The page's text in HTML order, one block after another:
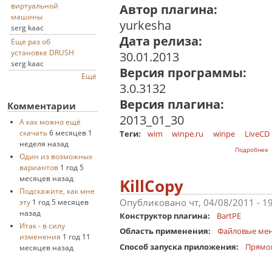
виртуальной
машины
serg kaac
Еще раз об
установке DRUSH
serg kaac
Ещё
Комментарии
А как можно ещё
скачать 6 месяцев 1
неделя назад
Один из возможных
вариантов 1 год 5
месяцев назад
Подскажите, как мне
эту 1 год 5 месяцев
назад
Итак - в силу
изменения 1 год 11
месяцев назад
Автор плагина:
yurkesha
Дата релиза:
30.01.2013
Версия программы:
3.0.3132
Версия плагина:
2013_01_30
Теги: wim winpe.ru winpe LiveCD
Подробнее
KillCopy
Опубликовано чт, 04/08/2011 -
Конструктор плагина:
BartPE
Область применения:
Файловые
Способ запуска приложения: